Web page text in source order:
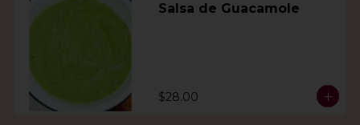
Salsa de Guacamole
$28.00